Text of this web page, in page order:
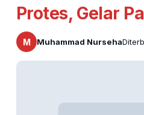
Protes, Gelar
M Muhammad Nurseha